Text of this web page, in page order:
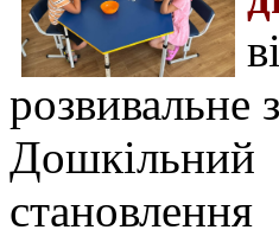
розвивальне